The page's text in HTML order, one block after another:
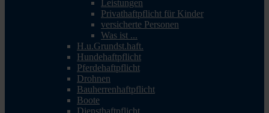
Leistungen
Privathaftpflicht für Kinder
versicherte Personen
Was ist ...
H.u.Grundst.haft.
Hundehaftpflicht
Pferdehaftpflicht
Drohnen
Bauherrenhaftpflicht
Boote